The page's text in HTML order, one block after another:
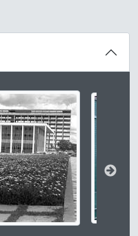
of this carousel will